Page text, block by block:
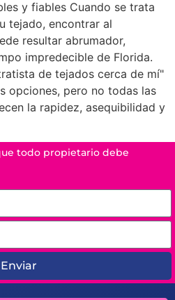
y fiables Cuando se trata
tejado, encontrar al
resultar abrumador,
impredecible de Florida.
de tejados cerca de mí"
opciones, pero no todas las
la rapidez, asequibilidad y
todo propietario debe
Enviar